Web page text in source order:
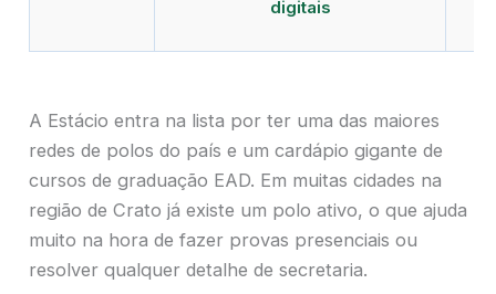
digitais
A Estácio entra na lista por ter uma das maiores
redes de polos do país e um cardápio gigante de
cursos de graduação EAD. Em muitas cidades na
região de Crato já existe um polo ativo, o que ajuda
muito na hora de fazer provas presenciais ou
resolver qualquer detalhe de secretaria.